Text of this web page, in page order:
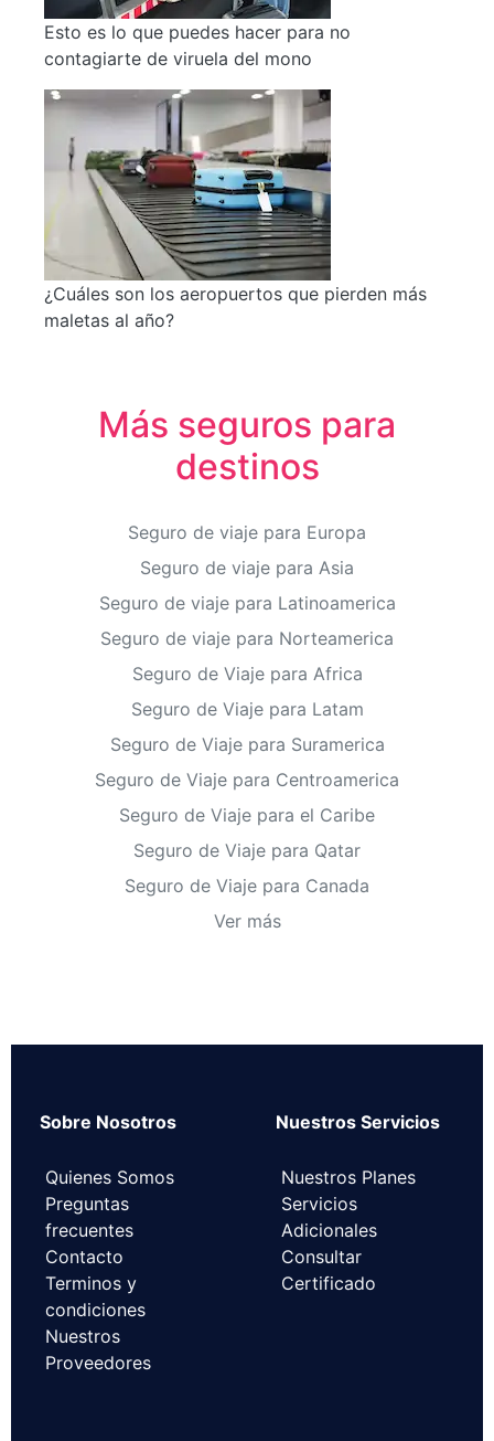
Esto es lo que puedes hacer para no
contagiarte de viruela del mono
¿Cuáles son los aeropuertos que pierden más
maletas al año?
Más seguros para
destinos
Seguro de viaje para Europa
Seguro de viaje para Asia
Seguro de viaje para Latinoamerica
Seguro de viaje para Norteamerica
Seguro de Viaje para Africa
Seguro de Viaje para Latam
Seguro de Viaje para Suramerica
Seguro de Viaje para Centroamerica
Seguro de Viaje para el Caribe
Seguro de Viaje para Qatar
Seguro de Viaje para Canada
Ver más
Sobre Nosotros
Quienes Somos
Preguntas
frecuentes
Contacto
Terminos y
condiciones
Nuestros
Proveedores
Nuestros Servicios
Nuestros Planes
Servicios
Adicionales
Consultar
Certificado